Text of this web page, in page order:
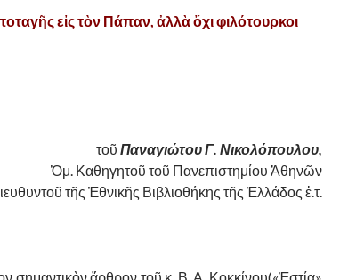
εἰς τὸν Πάπαν, ἀλλὰ ὄχι φιλότουρκοι
τοῦ Παναγιώτου Γ. Νικολόπουλου,
Ὁμ. Καθηγητοῦ τοῦ Πανεπιστημίου Ἀθηνῶν
τῆς Ἐθνικῆς Βιβλιοθήκης τῆς Ἑλλάδος ἐ.τ.